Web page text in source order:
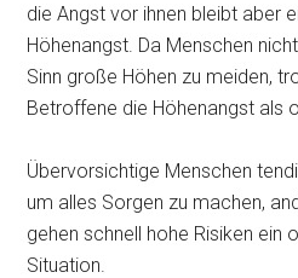
die Angst vor ihnen bleibt aber
Höhenangst. Da Menschen
Sinn große Höhen zu meiden,
Betroffene die Höhenangst als
Übervorsichtige Menschen
um alles Sorgen zu machen,
gehen schnell hohe Risiken ein
Situation.